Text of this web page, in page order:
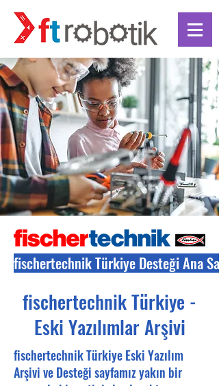
fischertechnik Türkiye Desteği Ana
fischertechnik Türkiye -
Eski Yazılımlar Arşivi
fischertechnik Türkiye Eski Yazılım
Arşivi ve Desteği sayfamız yakın bir